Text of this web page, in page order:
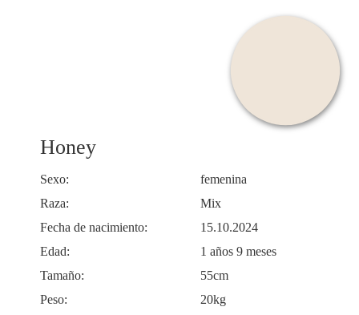
Honey
Sexo:
femenina
Raza:
Mix
Fecha de nacimiento:
15.10.2024
Edad:
1 años 9 meses
Tamaño:
55cm
Peso:
20kg